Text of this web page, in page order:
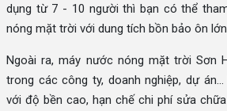
dụng từ 7 - 10 người thì bạn có thể
nóng mặt trời với dung tích bồn bảo ôn lớn
Ngoài ra, máy nước nóng mặt trời Sơn
trong các công ty, doanh nghiệp, dự
với độ bền cao, hạn chế chi phí sửa